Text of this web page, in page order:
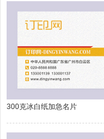
300克冰白纸加急名片